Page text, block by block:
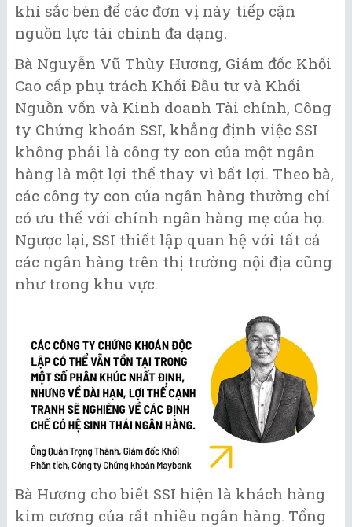
khí sắc bén để các đơn vị này tiếp cận
nguồn lực tài chính đa dạng.
Bà Nguyễn Vũ Thùy Hương, Giám đốc Khối
Cao cấp phụ trách Khối Đầu tư và Khối
Nguồn vốn và Kinh doanh Tài chính, Công
ty Chứng khoán SSI, khẳng định việc SSI
không phải là công ty con của một ngân
hàng là một lợi thế thay vì bất lợi. Theo bà,
các công ty con của ngân hàng thường chỉ
có ưu thế với chính ngân hàng mẹ của họ.
Ngược lại, SSI thiết lập quan hệ với tất cả
các ngân hàng trên thị trường nội địa cũng
như trong khu vực.
Bà Hương cho biết SSI hiện là khách hàng
kim cương của rất nhiều ngân hàng. Tổng